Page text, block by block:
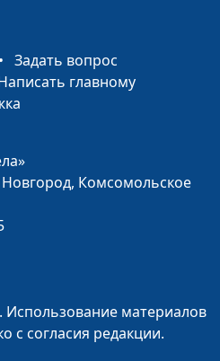
Наталья Булатова
Дмитрий Булатов,
Наталья Булатова
Андрей Карганов,
Милена Закаменных,
• Задать вопрос
главному
Комсомольское
материалов
с согласия редакции.